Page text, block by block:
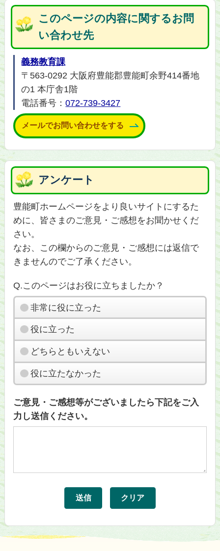
このページの内容に関するお問
い合わせ先
義務教育課
〒563-0292 大阪府豊能郡豊能町余野414番地
の1 本庁舎1階
電話番号：072-739-3427
メールでお問い合わせをする
アンケート
豊能町ホームページをより良いサイトにするた
めに、皆さまのご意見・ご感想をお聞かせくだ
さい。
なお、この欄からのご意見・ご感想には返信で
きませんのでご了承ください。
Q.このページはお役に立ちましたか？
非常に役に立った
役に立った
どちらともいえない
役に立たなかった
ご意見・ご感想等がございましたら下記をご入
力し送信ください。